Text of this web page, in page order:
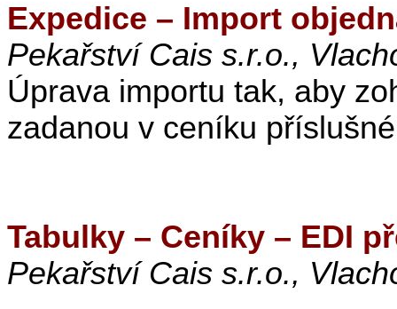
Expedice – Import
Pekařství Cais s.r.o.,
Úprava importu tak, aby
zadanou v ceníku
Tabulky – Ceníky – EDI
Pekařství Cais s.r.o.,